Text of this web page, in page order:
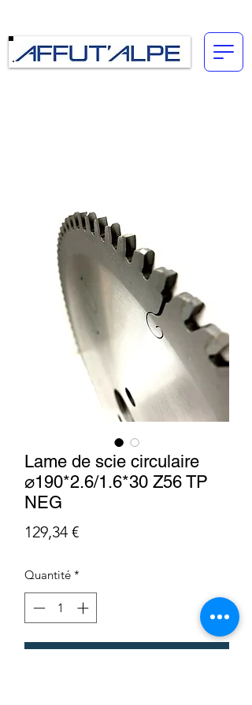
Lame de scie circulaire
⌀190*2.6/1.6*30 Z56 TP
NEG
129,34 €Prix
Quantité *